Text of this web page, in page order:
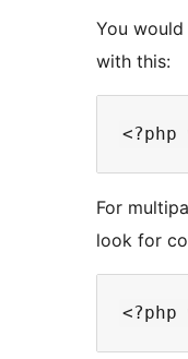
You
with this:
For
look for